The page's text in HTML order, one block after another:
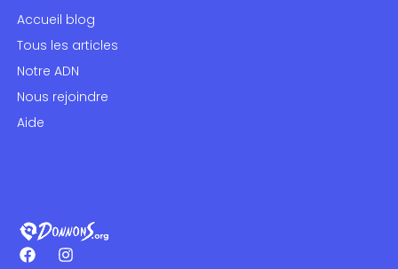
Accueil blog
Tous les articles
Notre ADN
Nous rejoindre
Aide